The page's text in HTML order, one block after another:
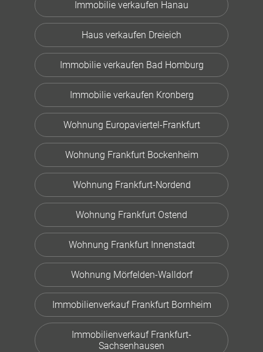
Immobilie verkaufen Hanau
Haus verkaufen Dreieich
Immobilie verkaufen Bad Homburg
Immobilie verkaufen Kronberg
Wohnung Europaviertel-Frankfurt
Wohnung Frankfurt Bockenheim
Wohnung Frankfurt-Nordend
Wohnung Frankfurt Ostend
Wohnung Frankfurt Innenstadt
Wohnung Mörfelden-Walldorf
Immobilienverkauf Frankfurt Bornheim
Immobilienverkauf Frankfurt-
Sachsenhausen